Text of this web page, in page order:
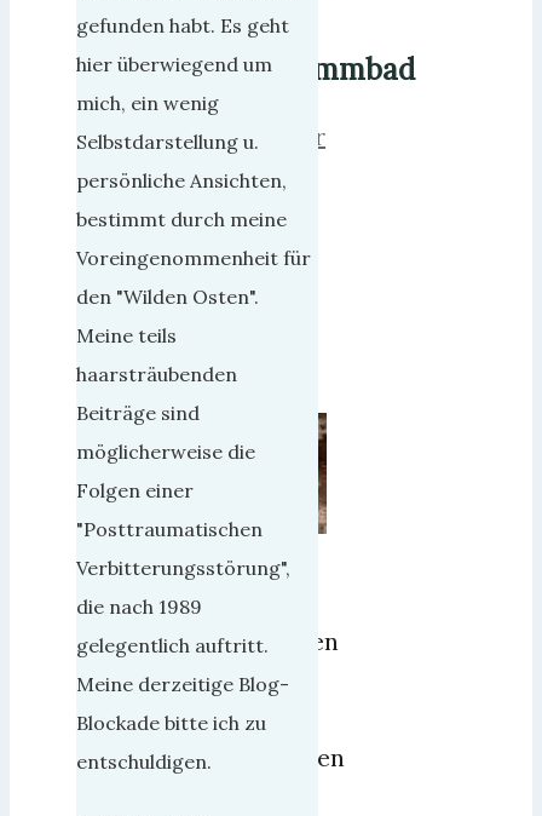
im
Schwimmbad
herrweber
30.
Juni
2019
19.
2021
Im
beobachten
wir
in
öffentlichen
gefunden habt. Es geht
hier überwiegend um
mich, ein wenig
Selbstdarstellung u.
persönliche Ansichten,
bestimmt durch meine
Voreingenommenheit für
den "Wilden Osten".
Meine teils
haarsträubenden
Beiträge sind
möglicherweise die
Folgen einer
"Posttraumatischen
Verbitterungsstörung",
die nach 1989
gelegentlich auftritt.
Meine derzeitige Blog-
Blockade bitte ich zu
entschuldigen.